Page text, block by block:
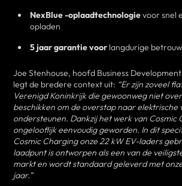
NexBlue -oplaadtechnologievoor snel
opladen
5 jaar garantie voor langdurige
Joe Stenhouse, hoofd Business
legt de bredere context uit: “Er zijn zoveel
Verenigd Koninkrijk die gewoonweg niet
beschikken om de overstap naar elektrische
ondersteunen. Dankzij het werk van Cosmic
ongelooflijk eenvoudig geworden. In dit
Cosmic Charging onze 22 kW EV-laders
laadpunt is ontworpen als een van de
markt en wordt standaard geleverd met
jaar.”